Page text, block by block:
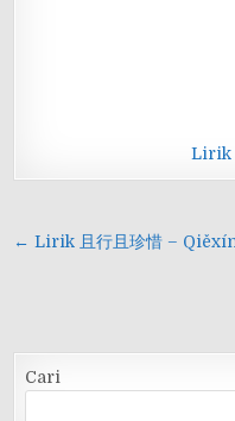
Lirik
Navigasi
← Lirik 且行且珍惜 –
Cari